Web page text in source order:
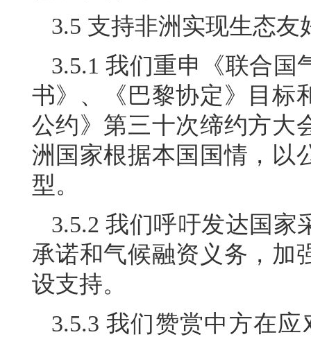
3.5 支持非洲实现生态友
3.5.1 我们重申《联合
书》、《巴黎协定》目标
公约》第三十次缔约方大
洲国家根据本国国情，以
型。
3.5.2 我们呼吁发达国
承诺和气候融资义务，加
设支持。
3.5.3 我们赞赏中方在